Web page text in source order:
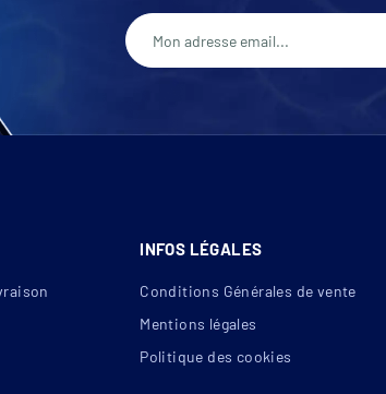
INFOS LÉGALES
Conditions Générales de vente
Mentions légales
Politique des cookies